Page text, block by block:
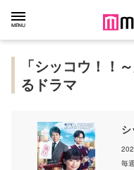
「シッコウ！！
るドラマ
毎